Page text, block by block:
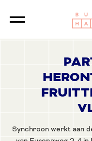
Synchroon werkt aan